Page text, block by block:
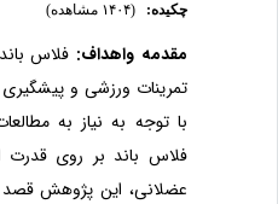
چکیده: (۱۴۰۴ مشاهده)
مقدمه و هداف:فلاس باند
تمرینات ورزشی و پیشگیری از
با توجه به نیاز به
فلاس باند بر روی قدرت
عضلانی، این پژوهش قصد